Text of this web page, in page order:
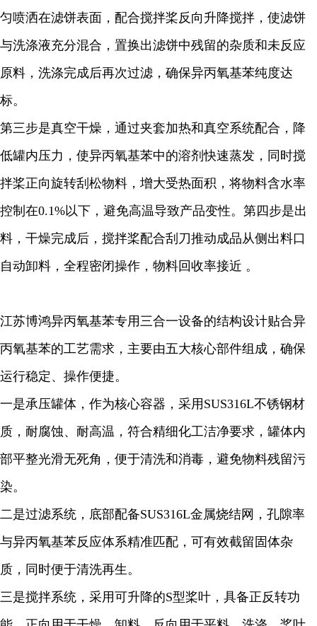
匀喷洒在滤饼表面，配合搅拌桨反向升降搅拌，使滤饼
与洗涤液充分混合，置换出滤饼中残留的杂质和未反应
原料，洗涤完成后再次过滤，确保异丙氧基苯纯度达
标。
第三步是真空干燥，通过夹套加热和真空系统配合，降
低罐内压力，使异丙氧基苯中的溶剂快速蒸发，同时搅
拌桨正向旋转刮松物料，增大受热面积，将物料含水率
控制在0.1%以下，避免高温导致产品变性。第四步是出
料，干燥完成后，搅拌桨配合刮刀推动成品从侧出料口
自动卸料，全程密闭操作，物料回收率接近 。
江苏博鸿异丙氧基苯专用三合一设备的结构设计贴合异
丙氧基苯的工艺需求，主要由五大核心部件组成，确保
运行稳定、操作便捷。
一是承压罐体，作为核心容器，采用SUS316L不锈钢材
质，耐腐蚀、耐高温，符合精细化工洁净要求，罐体内
部平整光滑无死角，便于清洗和消毒，避免物料残留污
染。
二是过滤系统，底部配备SUS316L金属烧结网，孔隙率
与异丙氧基苯反应体系精准匹配，可有效截留固体杂
质，同时便于清洗再生。
三是搅拌系统，采用可升降的S型桨叶，具备正反转功